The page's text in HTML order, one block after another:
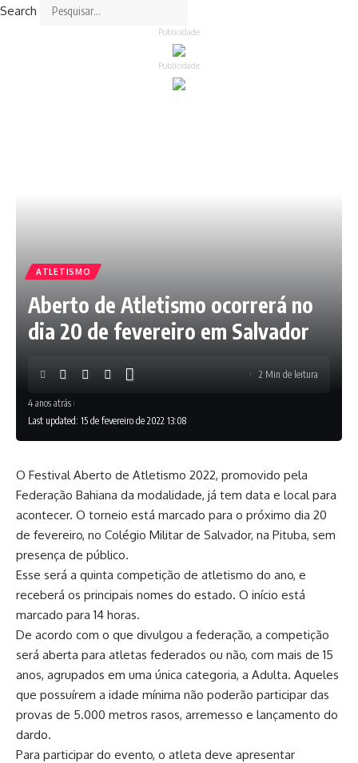
Search
Publicidade
Publicidade
ATLETISMO
Aberto de Atletismo ocorrerá no
dia 20 de fevereiro em Salvador
Last updated: 15 de fevereiro de 2022 13:08
4 anos atrás
2 Min de leitura
O Festival Aberto de Atletismo 2022, promovido pela
Federação Bahiana da modalidade, já tem data e local para
acontecer. O torneio está marcado para o próximo dia 20
de fevereiro, no Colégio Militar de Salvador, na Pituba, sem
presença de público.
Esse será a quinta competição de atletismo do ano, e
receberá os principais nomes do estado. O início está
marcado para 14 horas.
De acordo com o que divulgou a federação, a competição
será aberta para atletas federados ou não, com mais de 15
anos, agrupados em uma única categoria, a Adulta. Aqueles
que possuírem a idade mínima não poderão participar das
provas de 5.000 metros rasos, arremesso e lançamento do
dardo.
Para participar do evento, o atleta deve apresentar